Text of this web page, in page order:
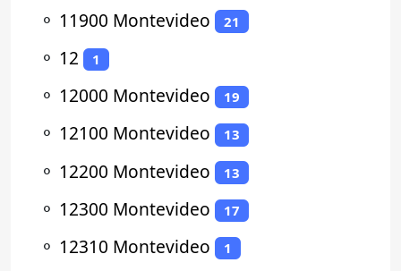
⚬ 11900 Montevideo 21
⚬ 12 1
⚬ 12000 Montevideo 19
⚬ 12100 Montevideo 13
⚬ 12200 Montevideo 13
⚬ 12300 Montevideo 17
⚬ 12310 Montevideo 1